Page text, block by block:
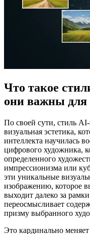
Что такое
они важны
По своей сути, стиль
визуальная эстетика,
интеллекта научилась
цифрового художника,
определенного
импрессионизма или
эти уникальные
изображению, которое
выходит далеко за
переосмысливает
призму выбранного
Это кардинально